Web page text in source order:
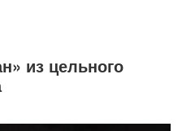
из цельного